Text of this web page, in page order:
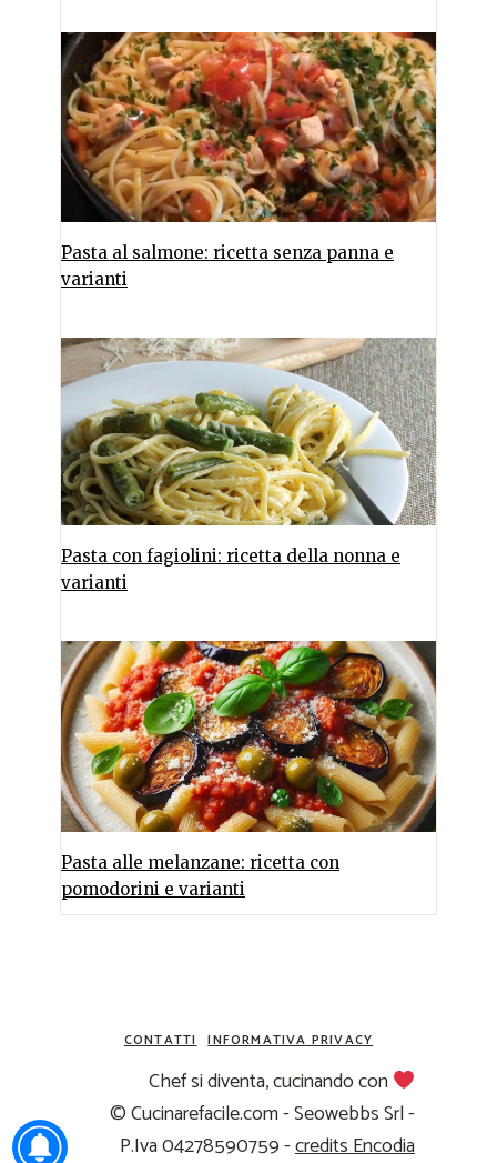
Pasta al salmone: ricetta senza panna e
varianti
Pasta con fagiolini: ricetta della nonna e
varianti
Pasta alle melanzane: ricetta con
pomodorini e varianti
CONTATTI INFORMATIVA PRIVACY
Chef si diventa, cucinando con
© Cucinarefacile.com - Seowebbs Srl -
P.Iva 04278590759 -credits Encodia